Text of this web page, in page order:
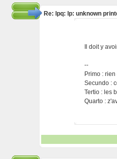
Re: lpq: lp: unknown
Il doit y
--
Primo :
Secundo :
Tertio : les
Quarto :